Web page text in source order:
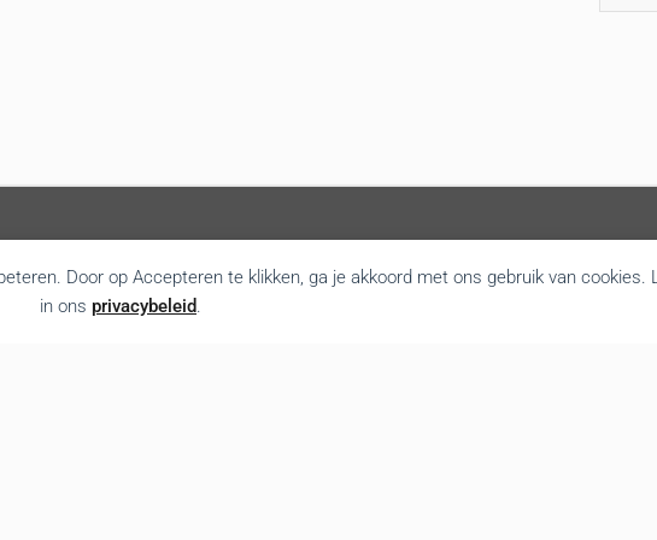
Door op Accepteren te klikken, ga je akkoord met ons gebruik van cookies.
in ons privacybeleid.
Volg ons